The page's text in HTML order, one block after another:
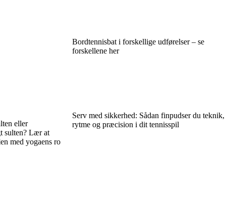
eller
sulten? Lær at
med yogaens ro
Bordtennisbat i forskellige udførelser – se
forskellene her
Serv med sikkerhed: Sådan finpudser du teknik,
rytme og præcision i dit tennisspil